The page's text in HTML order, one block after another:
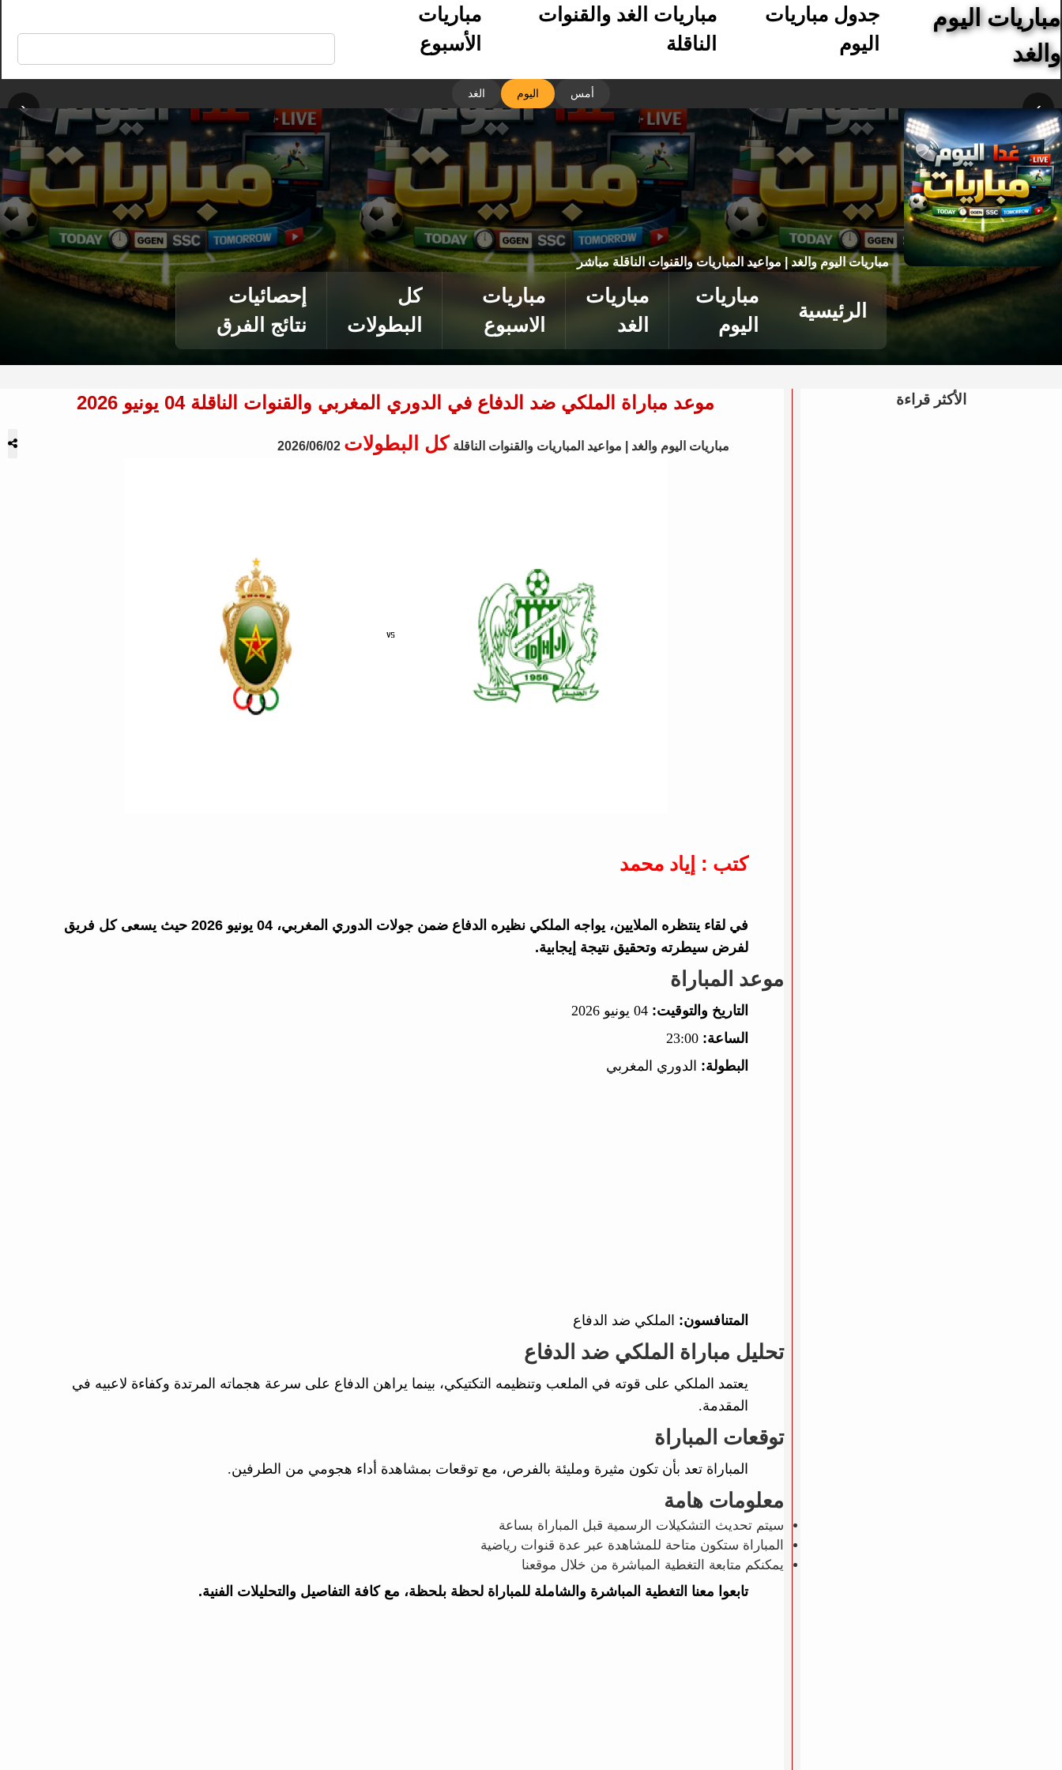
مباريات اليوم
والغد
جدول مباريات
اليوم
مباريات الغد والقنوات
الناقلة
مباريات
الأسبوع
أمس اليوم الغد
‹ ›
مباريات اليوم والغد | مواعيد المباريات والقنوات الناقلة مباشر
الرئيسية
مباريات
اليوم
مباريات
الغد
مباريات
الاسبوع
كل
البطولات
إحصائيات
نتائج الفرق
موعد مباراة الملكي ضد الدفاع في الدوري المغربي والقنوات الناقلة 04 يونيو 2026
مباريات اليوم والغد | مواعيد المباريات والقنوات الناقلة كل البطولات 2026/06/02
كتب : إياد محمد
في لقاء ينتظره الملايين، يواجه الملكي نظيره الدفاع ضمن جولات الدوري المغربي، 04 يونيو 2026 حيث يسعى كل فريق
لفرض سيطرته وتحقيق نتيجة إيجابية.
موعد المباراة
التاريخ والتوقيت:
الساعة:
البطولة: الدوري المغربي
المتنافسون: الملكي ضد الدفاع
تحليل مباراة الملكي ضد الدفاع
يعتمد الملكي على قوته في الملعب وتنظيمه التكتيكي، بينما يراهن الدفاع على سرعة هجماته المرتدة وكفاءة لاعبيه في
المقدمة.
توقعات المباراة
المباراة تعد بأن تكون مثيرة ومليئة بالفرص، مع توقعات بمشاهدة أداء هجومي من الطرفين.
معلومات هامة
سيتم تحديث التشكيلات الرسمية قبل المباراة بساعة
المباراة ستكون متاحة للمشاهدة عبر عدة قنوات رياضية
يمكنكم متابعة التغطية المباشرة من خلال موقعنا
تابعوا معنا التغطية المباشرة والشاملة للمباراة لحظة بلحظة، مع كافة التفاصيل والتحليلات الفنية.
الأكثر قراءة